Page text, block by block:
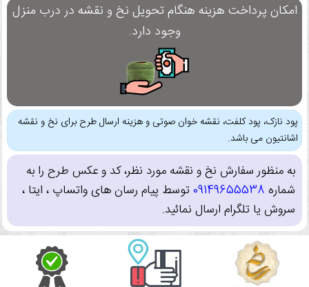
امکان پرداخت هزینه هنگام تحویل نخ و نقشه در درب منزل
وجود دارد.
پود نازک، پود کلفت، نقشه خوان صوتی و هزینه ارسال طرح برای نخ و نقشه
اشانتیون می باشد.
به منظور سفارش نخ و نقشه مورد نظر، کد و عکس طرح را به
شماره 09149655538توسط پیام رسان های واتساپ ، ایتا ،
سروش یا تلگرام ارسال نمائید.